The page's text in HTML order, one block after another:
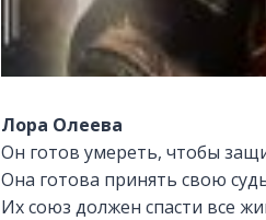
Лора Олеева
Он готов умереть, чтобы
Она готова принять свою
Их союз должен спасти все